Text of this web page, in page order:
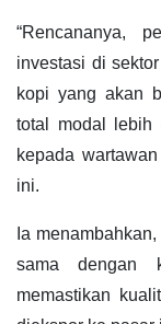
“Rencananya,
investasi di
kopi yang akan
total modal lebih
kepada
ini.
Ia
sama dengan
memastikan